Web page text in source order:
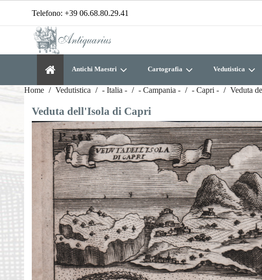
Telefono: +39 06.68.80.29.41
Antichi Maestri Cartografia Vedutistica
Home Vedutistica - Italia - - Campania - - Capri - Veduta
Veduta dell'Isola di Capri